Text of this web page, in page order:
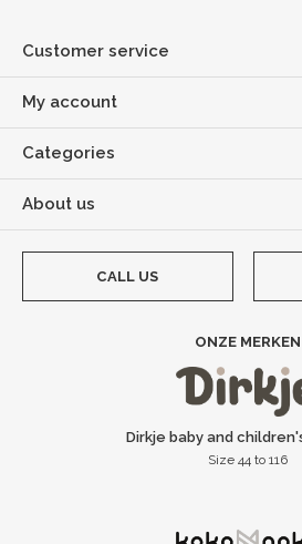
Customer service
My account
Categories
About us
CALL US
ONZE MERKEN
Dirkje baby and
Size 44 to 116